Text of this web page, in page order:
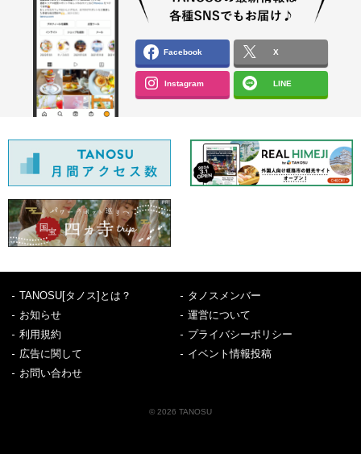
Facebook X
Instagram LINE
TANOSU[タノス]とは？
タノスメンバー
お知らせ
運営について
利用規約
プライバシーポリシー
広告に関して
イベント情報投稿
お問い合わせ
© 2026 TANOSU